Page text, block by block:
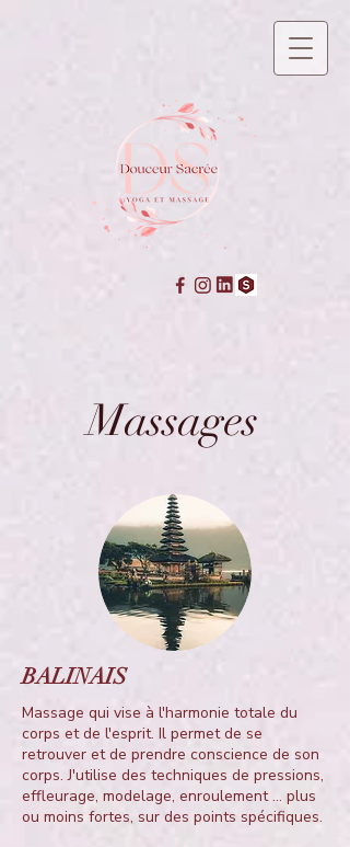
Massages
BALINAIS
Massage qui vise à l'harmonie totale du
corps et de l'esprit. Il permet de se
retrouver et de prendre conscience de son
corps. J'utilise des techniques de pressions,
effleurage, modelage, enroulement ... plus
ou moins fortes, sur des points spécifiques.